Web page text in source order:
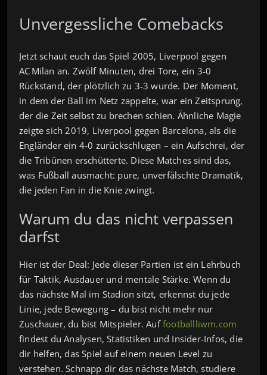
Unvergessliche Comebacks
Jetzt schaut euch das Spiel 2005, Liverpool gegen
AC Milan an. Zwölf Minuten, drei Tore, ein 3‑0
Rückstand, der plötzlich zu 3‑3 wurde. Der Moment,
in dem der Ball im Netz zappelte, war ein Zeitsprung,
der die Zeit selbst zu brechen schien. Ähnliche Magie
zeigte sich 2019, Liverpool gegen Barcelona, als die
Engländer ein 4‑0 zurückschlugen – ein Aufschrei, der
die Tribünen erschütterte. Diese Matches sind das,
was Fußball ausmacht: pure, unverfälschte Dramatik,
die jeden Fan in die Knie zwingt.
Warum du das nicht verpassen
darfst
Hier ist der Deal: Jede dieser Partien ist ein Lehrbuch
für Taktik, Ausdauer und mentale Stärke. Wenn du
das nächste Mal im Stadion sitzt, erkennst du jede
Linie, jede Bewegung – du bist nicht mehr nur
Zuschauer, du bist Mitspieler. Auffootballliwm.com
findest du Analysen, Statistiken und Insider-Infos, die
dir helfen, das Spiel auf einem neuen Level zu
verstehen. Schnapp dir das nächste Match, studiere